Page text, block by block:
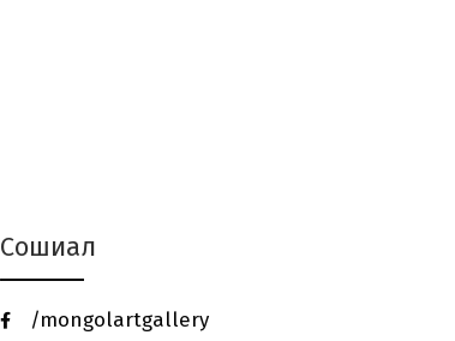
Сошиал
/mongolartgallery